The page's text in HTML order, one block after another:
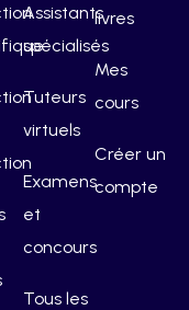
Assistants
spécialisés
Tuteurs
virtuels
Examens
et
concours
Tous les
livres
Mes
cours
Créer un
compte